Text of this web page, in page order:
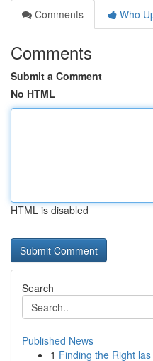
Comments
Who
Comments
Submit a Comment
No HTML
HTML is disabled
Search
Published News
1 Finding the Right